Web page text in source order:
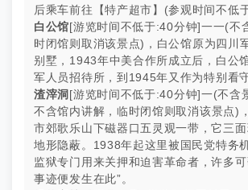
后乘车前往【特产超市】(参观时间不低
白公馆[游览时间不低于:40分钟]一一(不
时闭馆则取消该景点)， 白公馆原为四川
别墅，1943年中美合作所成立后，白公
军人员招待所，到1945年又作为特别看
渣滓洞 [游览时间不低于:40分钟]一(不含
不含馆内讲解，临时闭馆则取消该景点)
市郊歌乐山下磁器口五灵观一带，它三面
地形隐蔽。1938年起这里被国民党特务
监狱专门用来关押和迫害革命者，许多
事迹便发生在此”。